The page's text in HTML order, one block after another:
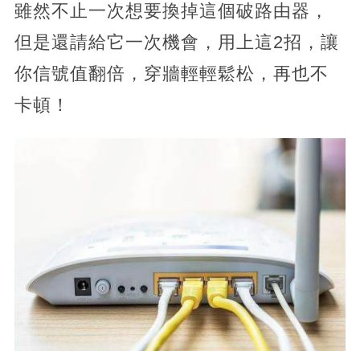
雖然不止一次想要換掉這個破路由器，
但是還請給它一次機會，用上這2招，讓
你信號值翻倍，穿牆輕輕鬆松，再也不
卡頓！